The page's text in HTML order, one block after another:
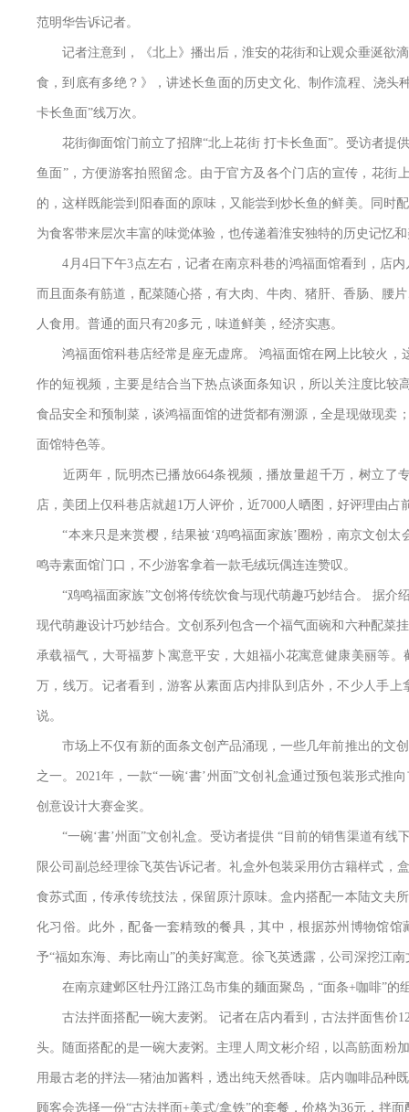
范明华告诉记者。
记者注意到，《北上》播出后，淮安的花街和让观众垂涎欲滴
食，到底有多绝？》，讲述长鱼面的历史文化、制作流程、浇头
卡长鱼面”线万次。
花街御面馆门前立了招牌“北上花街 打卡长鱼面”。受访者提
鱼面”，方便游客拍照留念。由于官方及各个门店的宣传，花街
的，这样既能尝到阳春面的原味，又能尝到炒长鱼的鲜美。同时
为食客带来层次丰富的味觉体验，也传递着淮安独特的历史记忆
4月4日下午3点左右，记者在南京科巷的鸿福面馆看到，店内
而且面条有筋道，配菜随心搭，有大肉、牛肉、猪肝、香肠、腰
人食用。普通的面只有20多元，味道鲜美，经济实惠。
鸿福面馆科巷店经常是座无虚席。 鸿福面馆在网上比较火，
作的短视频，主要是结合当下热点谈面条知识，所以关注度比
食品安全和预制菜，谈鸿福面馆的进货都有溯源，全是现做现卖
面馆特色等。
近两年，阮明杰已播放664条视频，播放量超千万，树立了
店，美团上仅科巷店就超1万人评价，近7000人晒图，好评理由占
“本来只是来赏樱，结果被‘鸡鸣福面家族’圈粉，南京文创太
鸣寺素面馆门口，不少游客拿着一款毛绒玩偶连连赞叹。
“鸡鸣福面家族”文创将传统饮食与现代萌趣巧妙结合。 据介
现代萌趣设计巧妙结合。文创系列包含一个福气面碗和六种配菜
承载福气，大哥福萝卜寓意平安，大姐福小花寓意健康美丽等
万，线万。记者看到，游客从素面店内排队到店外，不少人手
说。
市场上不仅有新的面条文创产品涌现，一些几年前推出的文创
之一。2021年，一款“一碗‘書’州面”文创礼盒通过预包装形式
创意设计大赛金奖。
“一碗‘書’州面”文创礼盒。受访者提供 “目前的销售渠道有线
限公司副总经理徐飞英告诉记者。礼盒外包装采用仿古籍样式，
食苏式面，传承传统技法，保留原汁原味。盒内搭配一本陆文夫
化习俗。此外，配备一套精致的餐具，其中，根据苏州博物馆
予“福如东海、寿比南山”的美好寓意。徐飞英透露，公司深挖江
在南京建邺区牡丹江路江岛市集的麺面聚岛，“面条+咖啡”的
古法拌面搭配一碗大麦粥。 记者在店内看到，古法拌面售价
头。随面搭配的是一碗大麦粥。主理人周文彬介绍，以高筋面粉
用最古老的拌法—猪油加酱料，透出纯天然香味。店内咖啡品种
顾客会选择一份“古法拌面+美式/拿铁”的套餐，价格为36元，拌